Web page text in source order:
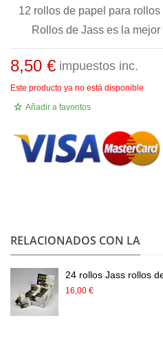
12 rollos de papel para
Rollos de Jass es la
8,50 € impuestos inc.
Este producto ya no está disponible
Añadir a favoritos
RELACIONADOS CON LA
24 rollos Jass rollos
16,00 €